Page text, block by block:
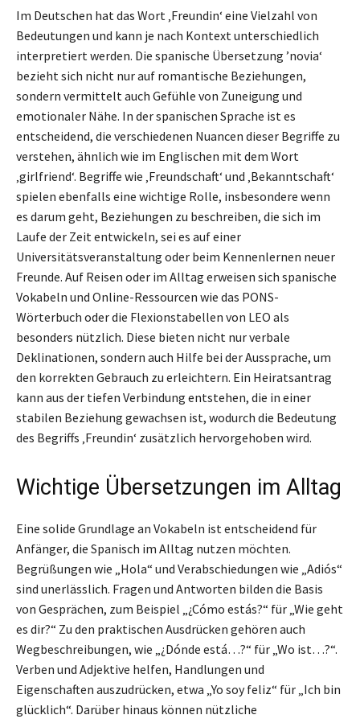
Im Deutschen hat das Wort ‚Freundin‘ eine Vielzahl von
Bedeutungen und kann je nach Kontext unterschiedlich
interpretiert werden. Die spanische Übersetzung ’novia‘
bezieht sich nicht nur auf romantische Beziehungen,
sondern vermittelt auch Gefühle von Zuneigung und
emotionaler Nähe. In der spanischen Sprache ist es
entscheidend, die verschiedenen Nuancen dieser Begriffe zu
verstehen, ähnlich wie im Englischen mit dem Wort
‚girlfriend‘. Begriffe wie ‚Freundschaft‘ und ‚Bekanntschaft‘
spielen ebenfalls eine wichtige Rolle, insbesondere wenn
es darum geht, Beziehungen zu beschreiben, die sich im
Laufe der Zeit entwickeln, sei es auf einer
Universitätsveranstaltung oder beim Kennenlernen neuer
Freunde. Auf Reisen oder im Alltag erweisen sich spanische
Vokabeln und Online-Ressourcen wie das PONS-
Wörterbuch oder die Flexionstabellen von LEO als
besonders nützlich. Diese bieten nicht nur verbale
Deklinationen, sondern auch Hilfe bei der Aussprache, um
den korrekten Gebrauch zu erleichtern. Ein Heiratsantrag
kann aus der tiefen Verbindung entstehen, die in einer
stabilen Beziehung gewachsen ist, wodurch die Bedeutung
des Begriffs ‚Freundin‘ zusätzlich hervorgehoben wird.
Wichtige Übersetzungen im Alltag
Eine solide Grundlage an Vokabeln ist entscheidend für
Anfänger, die Spanisch im Alltag nutzen möchten.
Begrüßungen wie „Hola“ und Verabschiedungen wie „Adiós“
sind unerlässlich. Fragen und Antworten bilden die Basis
von Gesprächen, zum Beispiel „¿Cómo estás?“ für „Wie geht
es dir?“ Zu den praktischen Ausdrücken gehören auch
Wegbeschreibungen, wie „¿Dónde está…?“ für „Wo ist…?“.
Verben und Adjektive helfen, Handlungen und
Eigenschaften auszudrücken, etwa „Yo soy feliz“ für „Ich bin
glücklich“. Darüber hinaus können nützliche